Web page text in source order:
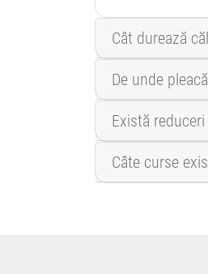
Cât durează
De unde
Există
Câte curse